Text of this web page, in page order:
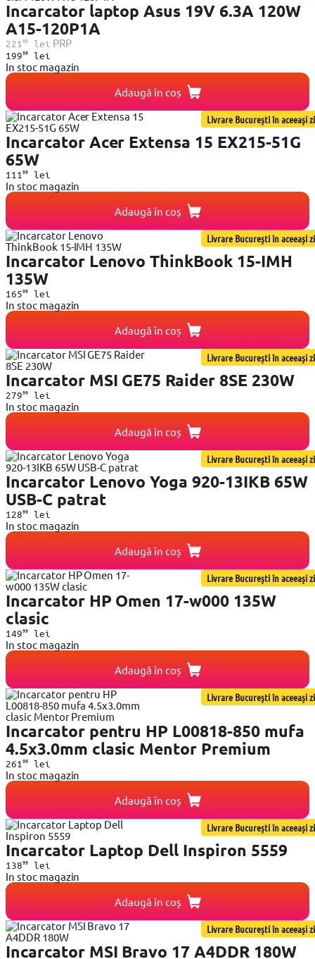
Incarcator laptop Asus 19V 6.3A 120W
A15-120P1A
221 99lei PRP
19999lei
In stoc magazin
Adaugă în coș
Livrare București în aceeași zi
Incarcator Acer Extensa 15 EX215-51G
65W
111 99lei
In stoc magazin
Adaugă în coș
Livrare București în aceeași zi
Incarcator Lenovo ThinkBook 15-IMH
135W
16599lei
In stoc magazin
Adaugă în coș
Livrare București în aceeași zi
Incarcator MSI GE75 Raider 8SE 230W
27999lei
In stoc magazin
Adaugă în coș
Livrare București în aceeași zi
Incarcator Lenovo Yoga 920-13IKB 65W
USB-C patrat
12899lei
In stoc magazin
Adaugă în coș
Livrare București în aceeași zi
Incarcator HP Omen 17-w000 135W
clasic
14999lei
In stoc magazin
Adaugă în coș
Livrare București în aceeași zi
Incarcator pentru HP L00818-850 mufa
4.5x3.0mm clasic Mentor Premium
261 99lei
In stoc magazin
Adaugă în coș
Livrare București în aceeași zi
Incarcator Laptop Dell Inspiron 5559
13899lei
In stoc magazin
Adaugă în coș
Livrare București în aceeași zi
Incarcator MSI Bravo 17 A4DDR 180W